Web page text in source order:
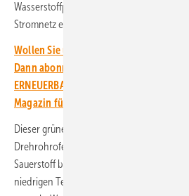
Wasserstoffproduktion genutzt werden
Stromnetz eingespeist.
Wollen Sie über die Energiewende auf
Dann abonnieren Sie einfach den
ERNEUERBARE ENERGIEN – dem
Magazin für erneuerbare Energien in
Dieser grüne Wasserstoff wird zusammen
Drehrohrofen gegeben. Dadurch kann der
Sauerstoff bei im Vergleich zur
niedrigen Temperaturen mit dem